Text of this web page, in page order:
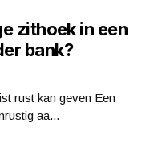
zithoek in een
bank?
rust kan geven Een
aa...